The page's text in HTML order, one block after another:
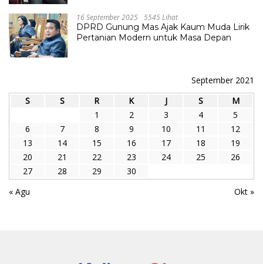
16 September 2025 5545 Lihat
DPRD Gunung Mas Ajak Kaum Muda Lirik
Pertanian Modern untuk Masa Depan
September 2021
S
S R K J S
M
1
2 3 4
5
6
7 8 9 10 11
12
13
14 15 16 17 18
19
20
21 22 23 24 25
26
27
28 29
30
« Agu
Okt »